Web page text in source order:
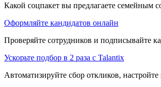
Какой соцпакет вы предлагаете семейным
Оформляйте кандидатов онлайн
Проверяйте сотрудников и подписывайте
Ускорьте подбор в 2 раза с Talantix
Автоматизируйте сбор откликов,